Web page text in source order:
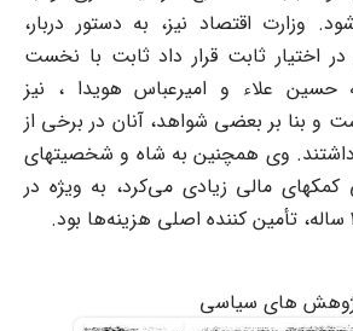
وزارت اقتصاد نیز، به دستور دربار،
اختیار ثابت قرار داد ثابت با نخست
حسین علاء و امیرعباس هویدا ، نیز
و بنا بر بعضی شواهد، آنان در برخی از
وی همچنین به شاه و شخصیتهای
مالی زیادی می‌کرد، به ویژه در
های سیاسی